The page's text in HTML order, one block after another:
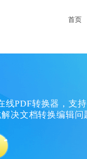
首页
线PDF转换器，支
决文档转换编辑问